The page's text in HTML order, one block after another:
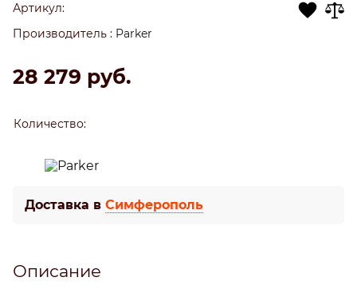
Артикул:
Производитель : Parker
28 279 руб.
Количество:
Доставка в Симферополь
Описание